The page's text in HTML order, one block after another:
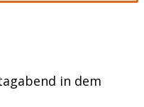
in dem